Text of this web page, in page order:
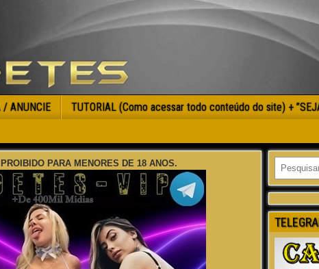
/ ANUNCIE
TUTORIAL (Como acessar todo conteúdo do site) +
PARA MENORES DE 18 ANOS.